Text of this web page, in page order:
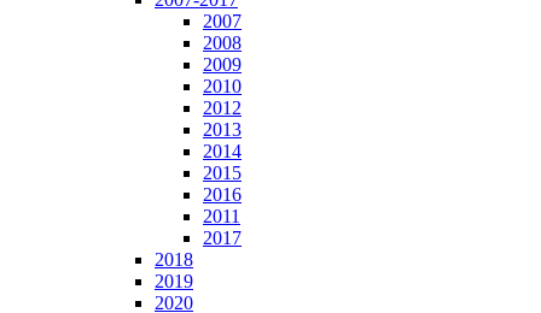
2007
2008
2009
2010
2012
2013
2014
2015
2016
2011
2017
2018
2019
2020